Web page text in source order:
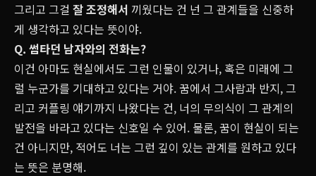
그리고 그걸 잘 조정해서 끼웠다는 건 넌 그 관계들을 신중하
게 생각하고 있다는 뜻이야.
Q. 썸타던 남자와의 전화는?
이건 아마도 현실에서도 그런 인물이 있거나, 혹은 미래에 그
럴 누군가를 기대하고 있다는 거야. 꿈에서 그사람과 반지, 그
리고 커플링 얘기까지 나왔다는 건, 너의 무의식이 그 관계의
발전을 바라고 있다는 신호일 수 있어. 물론, 꿈이 현실이 되는
건 아니지만, 적어도 너는 그런 깊이 있는 관계를 원하고 있다
는 뜻은 분명해.